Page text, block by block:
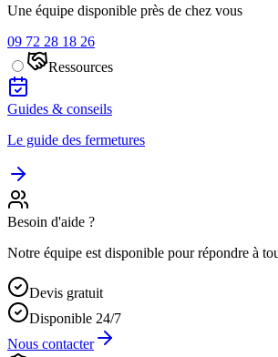
Une équipe disponible près de chez vous
09 72 28 18 26
Ressources
Guides & conseils
Le guide des fermetures
Besoin d'aide ?
Notre équipe est disponible pour répondre à
Devis gratuit
Disponible 24/7
Nous contacter